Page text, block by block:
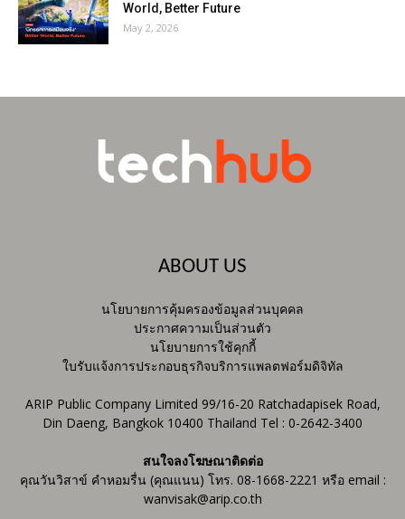
World, Better Future
May 2, 2026
ABOUT US
นโยบายการคุ้มครองข้อมูลส่วนบุคคล
ประกาศความเป็นส่วนตัว
นโยบายการใช้คุกกี้
ใบรับแจ้งการประกอบธุรกิจบริการแพลตฟอร์มดิจิทัล
ARIP Public Company Limited 99/16-20 Ratchadapisek Road,
Din Daeng, Bangkok 10400 Thailand Tel : 0-2642-3400
สนใจลงโฆษณาติดต่อ
คุณวันวิสาข์ คำหอมรื่น (คุณแนน) โทร. 08-1668-2221 หรือ email :
wanvisak@arip.co.th